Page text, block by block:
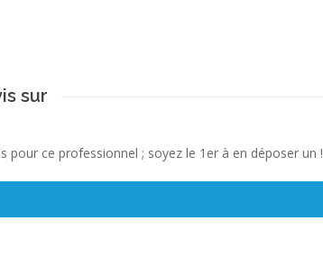
sur
pour ce professionnel ; soyez le 1er à en déposer un !